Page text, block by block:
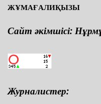
ЖҰМАҒАЛИҚЫЗЫ
Сайт әкімшісі:
Журналистер: